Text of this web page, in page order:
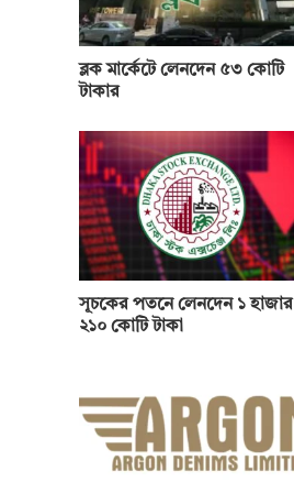
ব্লক মার্কেটে লেনদেন ৫৩ কোটি
টাকার
সূচকের পতনে লেনদেন ১ হাজার
২১০ কোটি টাকা